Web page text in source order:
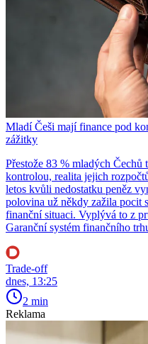
Mladí Češi mají finance pod
zážitky
Přestože 83 % mladých Čechů
kontrolou, realita jejich
letos kvůli nedostatku peněz
polovina už někdy zažila pocit
finanční situaci. Vyplývá to z
Garanční systém finančního
Trade-off
dnes, 13:25
2 min
Reklama